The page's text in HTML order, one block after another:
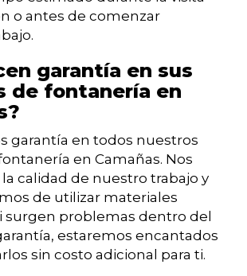
o antes de comenzar
garantía en sus
de fontanería en
garantía en todos nuestros
en Camañas. Nos
calidad de nuestro trabajo y
de utilizar materiales
surgen problemas dentro del
estaremos encantados
sin costo adicional para ti.